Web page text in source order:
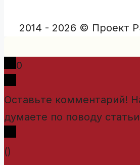
2014 - 2026 © Проект
0
Оставьте комментарий!
думаете по поводу
()